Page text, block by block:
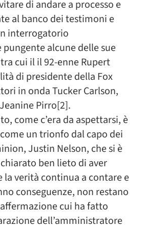
di andare a processo e
al banco dei testimoni e
interrogatorio
alcune delle sue
cui il il 92-enne Rupert
di presidente della Fox
in onda Tucker Carlson,
Pirro[2].
come c’era da aspettarsi, è
un trionfo dal capo dei
Justin Nelson, che si è
ben lieto di aver
la verità continua a contare e
conseguenze, non restano
cui ha fatto
dell’amministratore